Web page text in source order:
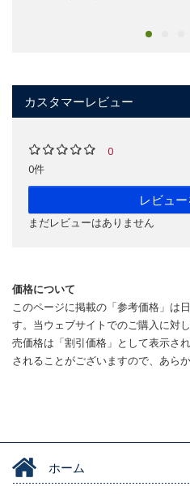
カスタマーレビュー
0
0件
レビュー
まだレビューはありません
価格について
このページに掲載の「参考価格」は
す。当ウェブサイトでのご購入に対
売価格は「割引価格」として表示さ
されることがございますので、あら
ホーム